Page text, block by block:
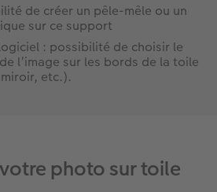
de créer un pêle-mêle ou un
sur ce support
: possibilité de choisir le
l’image sur les bords de la toile
etc.).
photo sur toile